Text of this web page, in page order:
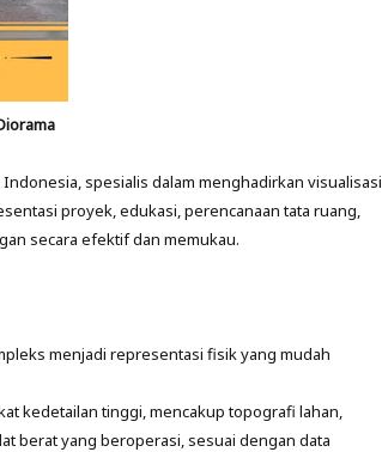
spesialis dalam menghadirkan visualisasi
proyek, edukasi, perencanaan tata ruang,
secara efektif dan memukau.
menjadi representasi fisik yang mudah
kedetailan tinggi, mencakup topografi lahan,
berat yang beroperasi, sesuai dengan data